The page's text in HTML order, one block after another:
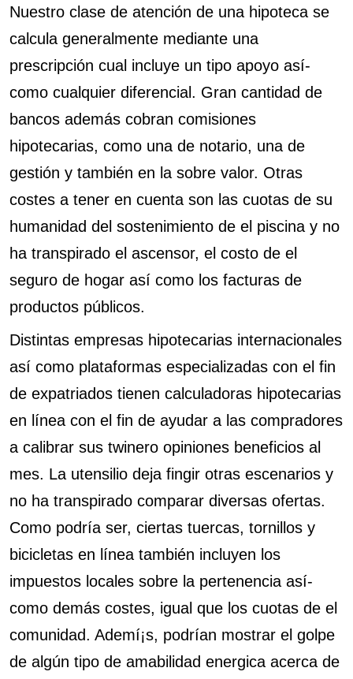
Nuestro clase de atención de una hipoteca se
calcula generalmente mediante una
prescripción cual incluye un tipo apoyo así­
como cualquier diferencial. Gran cantidad de
bancos además cobran comisiones
hipotecarias, como una de notario, una de
gestión y también en la sobre valor. Otras
costes a tener en cuenta son las cuotas de su
humanidad del sostenimiento de el piscina y no
ha transpirado el ascensor, el costo de el
seguro de hogar así­ como los facturas de
productos públicos.
Distintas empresas hipotecarias internacionales
así­ como plataformas especializadas con el fin
de expatriados tienen calculadoras hipotecarias
en línea con el fin de ayudar a las compradores
a calibrar sus twinero opiniones beneficios al
mes. La utensilio deja fingir otras escenarios y
no ha transpirado comparar diversas ofertas.
Como podrí­a ser, ciertas tuercas, tornillos y
bicicletas en línea también incluyen los
impuestos locales sobre la pertenencia así­
como demás costes, igual que los cuotas de el
comunidad. Ademí¡s, podrían mostrar el golpe
de algún tipo de amabilidad energica acerca de